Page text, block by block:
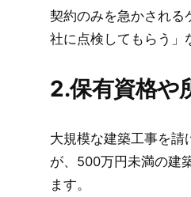
契約のみを急かされる
社に点検してもらう」
2.保有資格や
大規模な建築工事を請
が、500万円未満の建
ます。